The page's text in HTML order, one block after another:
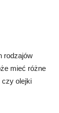
rodzajów
mieć różne
czy olejki